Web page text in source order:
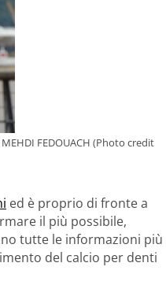
FEDOUACH (Photo credit
ed è proprio di fronte a
il più possibile,
tutte le informazioni più
del calcio per denti